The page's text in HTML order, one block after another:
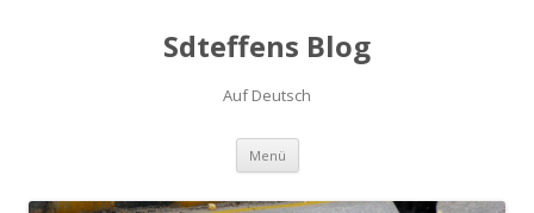
Sdteffens Blog
Auf Deutsch
Menü Zum Inhalt springen